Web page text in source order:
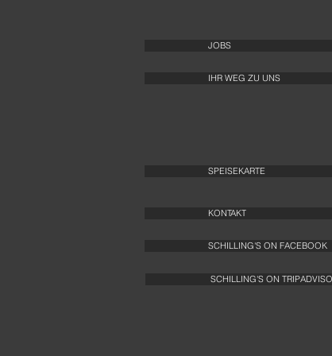
IHR WEG ZU UNS
JOBS
SPEISEKARTE
KONTAKT
SCHILLING'S ON FACEBOOK
SCHILLING'S ON